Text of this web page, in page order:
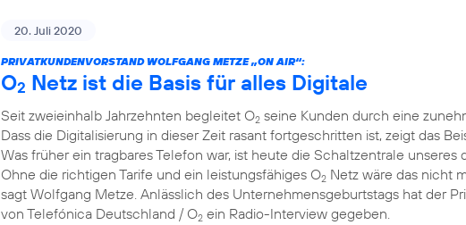
20. Juli 2020
PRIVATKUNDENVORSTAND WOLFGANG METZE „ON AIR“:
O2 Netz ist die Basis für alles Digitale
Seit zweieinhalb Jahrzehnten begleitet O2 seine Kunden durch eine
Dass die Digitalisierung in dieser Zeit rasant fortgeschritten ist, zeigt das
Was früher ein tragbares Telefon war, ist heute die Schaltzentrale unseres
Ohne die richtigen Tarife und ein leistungsfähiges O2 Netz wäre das nicht
sagt Wolfgang Metze. Anlässlich des Unternehmensgeburtstags hat der
von Telefónica Deutschland / O2 ein Radio-Interview gegeben.